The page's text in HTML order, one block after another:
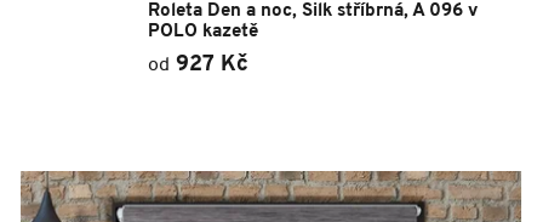
Roleta Den a noc, Silk stříbrná, A 096 v
POLO kazetě
od 927 Kč
ý
p